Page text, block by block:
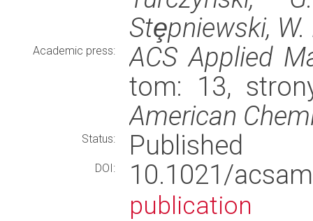
Stȩpniewski,
Academic press:
ACS Applied
tom: 13,
American
Status: Published
DOI: 10.1021/
publication